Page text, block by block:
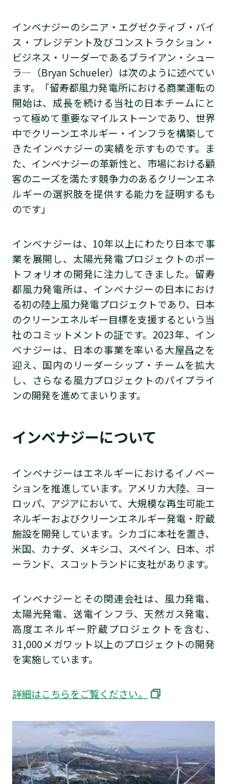
インベナジーのシニア・エグゼクティブ・バイ
ス・プレジデント及びコンストラクション・
ビジネス・リーダーであるブライアン・シュー
ラ―（Bryan Schueler）は次のように述べてい
ます。「留寿都風力発電所における商業運転の
開始は、成長を続ける当社の日本チームにと
って極めて重要なマイルストーンであり、世界
中でクリーンエネルギー・インフラを構築して
きたインベナジーの実績を示すものです。ま
た、インベナジーの革新性と、市場における顧
客のニーズを満たす競争力のあるクリーンエネ
ルギーの選択肢を提供する能力を証明するも
のです」
インベナジーは、10年以上にわたり日本で事
業を展開し、太陽光発電プロジェクトのポー
トフォリオの開発に注力してきました。留寿
都風力発電所は、インベナジーの日本におけ
る初の陸上風力発電プロジェクトであり、日本
のクリーンエネルギー目標を支援するという当
社のコミットメントの証です。2023年、イン
ベナジーは、日本の事業を率いる大屋昌之を
迎え、国内のリーダーシップ・チームを拡大
し、さらなる風力プロジェクトのパイプライ
ンの開発を進めてまいります。
インベナジーについて
インベナジーはエネルギーにおけるイノベー
ションを推進しています。アメリカ大陸、ヨー
ロッパ、アジアにおいて、大規模な再生可能エ
ネルギーおよびクリーンエネルギー発電・貯蔵
施設を開発しています。シカゴに本社を置き、
米国、カナダ、メキシコ、スペイン、日本、ポ
ーランド、スコットランドに支社があります。
インベナジーとその関連会社は、風力発電、
太陽光発電、送電インフラ、天然ガス発電、
高度エネルギー貯蔵プロジェクトを含む、
31,000メガワット以上のプロジェクトの開発
を実施しています。
詳細はこちらをご覧ください。